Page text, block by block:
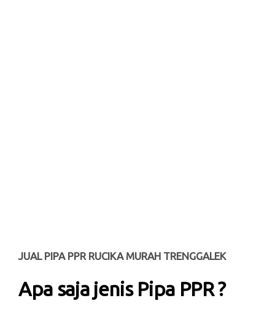
JUAL PIPA PPR RUCIKA MURAH TRENGGALEK
Apa saja jenis Pipa PPR ?